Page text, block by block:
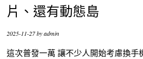
片、還有動態島
2025-11-27byadmin
這次普發一萬 讓不少人開始考慮換手